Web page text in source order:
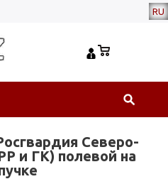
RU
Северо-
и ГК) полевой на